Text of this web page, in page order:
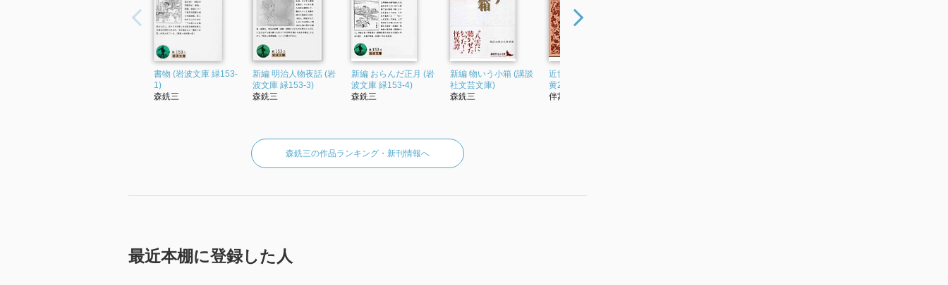
書物 (岩波文庫 緑153-
1)
森銑三
新編 明治人物夜話 (岩
波文庫 緑153-3)
森銑三
新編 おらんだ正月 (岩
波文庫 緑153-4)
森銑三
新編 物いう小箱 (講談
社文芸文庫)
森銑三
近世畸人伝 (岩波文庫
黄217-1)
伴蒿蹊
森銑三の作品ランキング・新刊情報へ
最近本棚に登録した人